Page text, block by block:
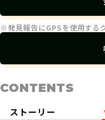
※発見報告にGPSを使用する
CONTENTS
ストーリー